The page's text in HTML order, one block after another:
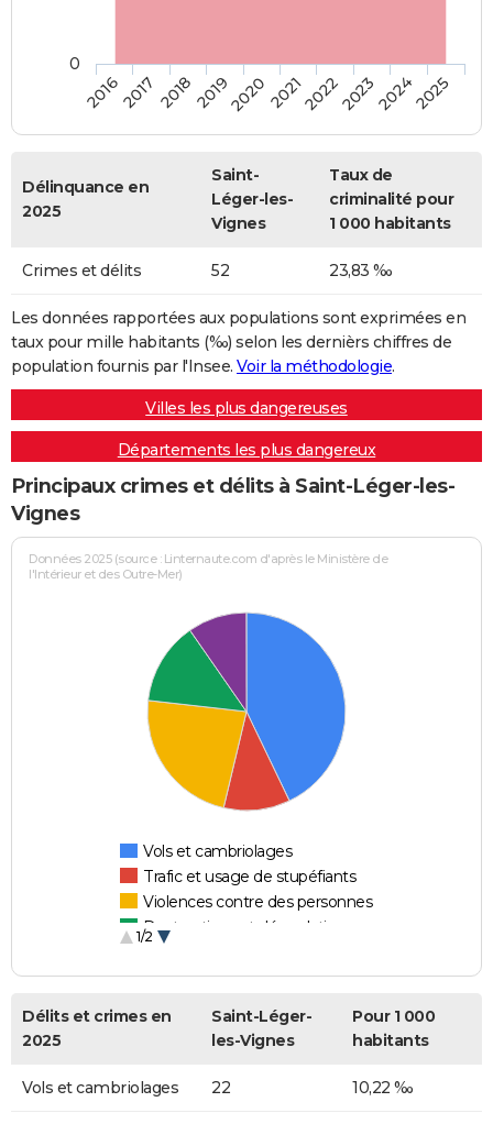
20162017 20182019202020212022202320242025
0
Délinquance en
2025
Saint-
Léger-les-
Vignes
Taux de
criminalité pour
1 000 habitants
Crimes et délits 52 23,83 ‰
Les données rapportées aux populations sont exprimées en
taux pour mille habitants (‰) selon les dernièrs chiffres de
population fournis par l'Insee. Voir la méthodologie.
Villes les plus dangereuses
Départements les plus dangereux
Principaux crimes et délits à Saint-Léger-les-
Vignes
Données 2025 (source : Linternaute.com d'après le Ministère de
l'Intérieur et des Outre-Mer)
Vols et cambriolages
Trafic et usage de stupéfiants
Violences contre des personnes
Destructions et dégradations
1/2
Délits et crimes en
2025
Saint-Léger-
les-Vignes
Pour 1 000
habitants
Vols et cambriolages 22 10,22 ‰